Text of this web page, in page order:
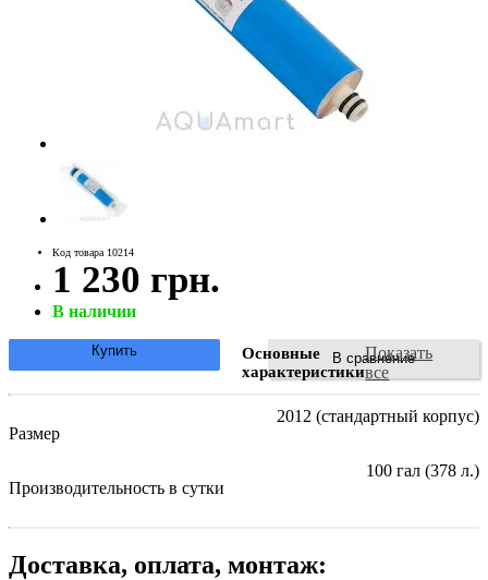
Код товара 10214
1 230 грн.
В наличии
В сравнение
Купить
Основные
характеристики
Показать
все
Размер
2012 (стандартный корпус)
Производительность в сутки
100 гал (378 л.)
Доставка, оплата, монтаж: